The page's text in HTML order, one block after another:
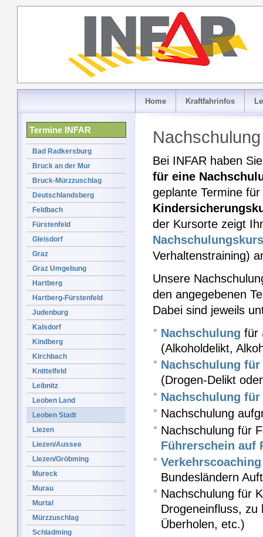
Home Kraftfahrinfos
Termine INFAR
Bad Radkersburg
Bruck an der Mur
Bruck-Mürzzuschlag
Deutschlandsberg
Feldbach
Fürstenfeld
Gleisdorf
Graz
Graz Umgebung
Hartberg
Hartberg-Fürstenfeld
Judenburg
Kalsdorf
Kindberg
Kirchbach
Knittelfeld
Leibnitz
Leoben Land
Leoben Stadt
Liezen
Liezen/Aussee
Liezen/Gröbming
Mureck
Murau
Murtal
Mürzzuschlag
Schladming
Bei INFAR haben
für eine
geplante Termine
der Kursorte zeigt
Verhaltenstraining)
Unsere
den angegebenen
Dabei sind jeweils
Nachschulung für
(Alkoholdelikt,
Nachschulung
(Drogen-Delikt
Nachschulung
Nachschulung
Nachschulung für
Führerschein auf
Verkehrscoaching
Bundesländern
Nachschulung für
Drogeneinfluss, zu
Überholen, etc.)